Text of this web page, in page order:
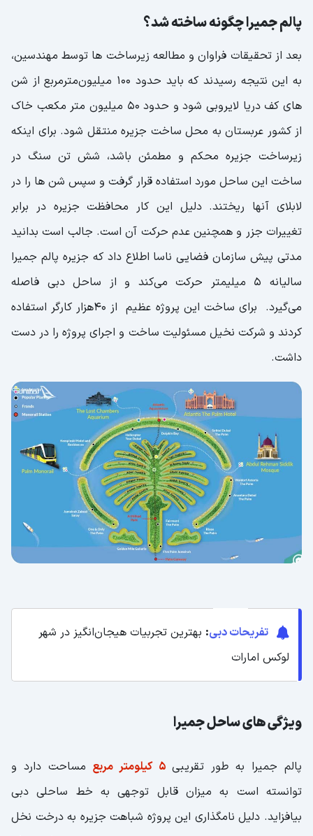
پالم جمیرا چگونه ساخته شد؟
بعد از تحقیقات فراوان و مطالعه زیرساخت ها توسط مهندسین،
به این نتیجه رسیدند که باید حدود 100 میلیون‌مترمربع از شن
های کف دریا لایروبی شود و حدود ۵۰ میلیون متر مکعب خاک
از کشور عربستان به محل ساخت جزیره منتقل شود. برای اینکه
زیرساخت جزیره محکم و مطمئن باشد، شش تن سنگ در
ساخت این ساحل مورد استفاده قرار گرفت و سپس شن ها را در
لابلای آنها ریختند. دلیل این کار محافظت جزیره در برابر
تغییرات جزر و همچنین عدم حرکت آن است. جالب است بدانید
مدتی پیش سازمان فضایی ناسا اطلاع داد که جزیره پالم جمیرا
سالیانه ۵ میلیمتر حرکت می‌کند و از ساحل دبی فاصله
می‌گیرد. برای ساخت این پروژه عظیم از ۴۰هزار کارگر استفاده
کردند و شرکت نخیل مسئولیت ساخت و اجرای پروژه را در دست
داشت.
تفریحات دبی: بهترین تجربیات هیجان‌انگیز در شهر
لوکس امارات
ویژگی های ساحل جمیرا
پالم جمیرا به طور تقریبی
مساحت دارد و
توانسته است به میزان قابل توجهی به خط ساحلی دبی
بیافزاید. دلیل نامگذاری این پروژه شباهت جزیره به درخت نخل